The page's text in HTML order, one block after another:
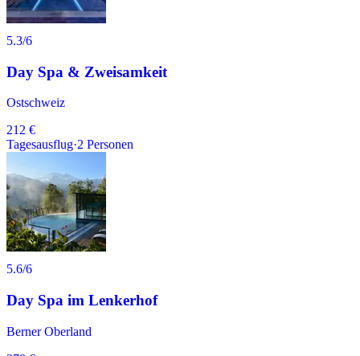
5.3/6
Day Spa & Zweisamkeit
Ostschweiz
212 €
Tagesausflug·2 Personen
5.6/6
Day Spa im Lenkerhof
Berner Oberland